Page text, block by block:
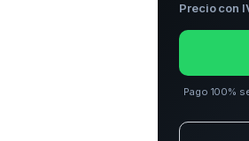
Precio con
Pago 100%